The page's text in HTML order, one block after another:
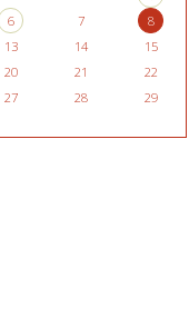
6 7
8
13 14
15
20 21
22
27 28
29